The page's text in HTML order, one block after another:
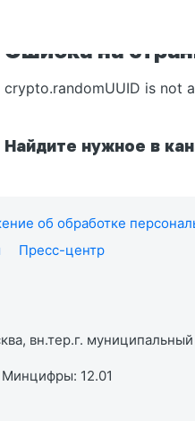
Ошибка на
crypto.randomUUID is not
Найдите нужное в
об обработке
Пресс-центр
вн.тер.г.
Минцифры: 12.01